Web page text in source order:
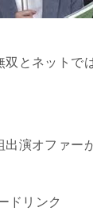
双とネットで
演オファー
ドリンク